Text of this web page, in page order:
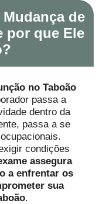
de
por que Ele
no Taboão
passa a
dentro da
passa a se
condições
assegura
a enfrentar os
sua
.